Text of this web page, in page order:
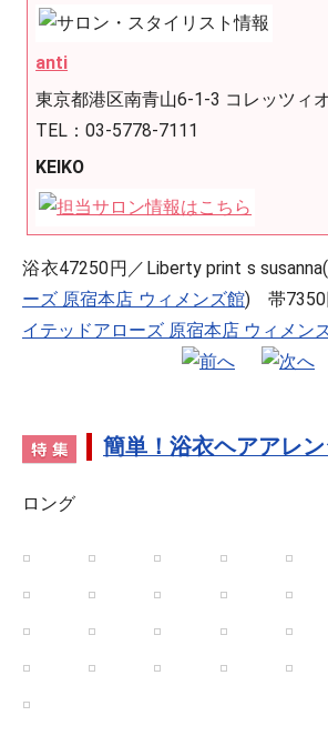
anti
東京都港区南青山6-1-3 コレッツィ
TEL：03-5778-7111
KEIKO
浴衣47250円／Liberty print s susanna(
ーズ 原宿本店 ウィメンズ館) 帯7350
イテッドアローズ 原宿本店 ウィメン
簡単！浴衣ヘアアレ
ロング